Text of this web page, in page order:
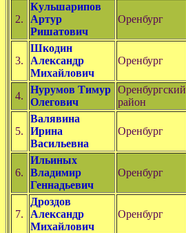
2.
Кульшарипов
Артур
Ришатович
Оренбург
3.
Шкодин
Александр
Михайлович
Оренбург
4.
Нурумов Тимур
Олегович
Оренбургский
район
5.
Валявина
Ирина
Васильевна
Оренбург
6.
Ильиных
Владимир
Геннадьевич
Оренбург
7.
Дроздов
Александр
Михайлович
Оренбург